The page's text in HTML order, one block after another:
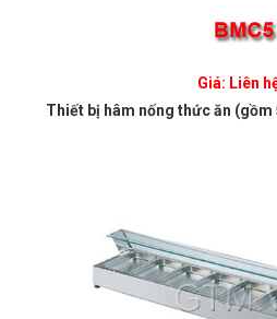
Giá: Liên
Thiết bị hâm nống thức ăn (gồm